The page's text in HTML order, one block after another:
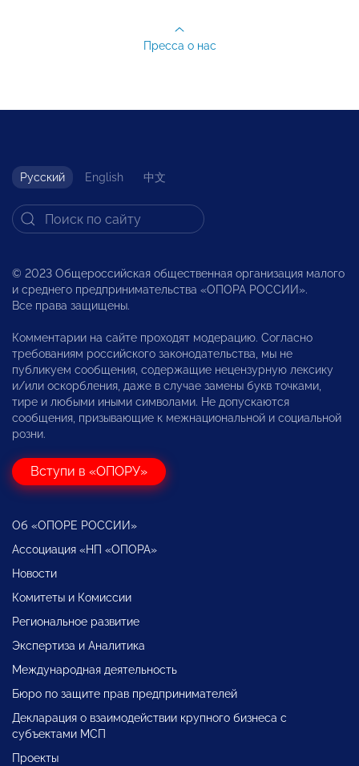
Пресса о нас
Русский English 中文
© 2023 Общероссийская общественная организация малого
и среднего предпринимательства «ОПОРА РОССИИ».
Все права защищены.
Комментарии на сайте проходят модерацию. Согласно
требованиям российского законодательства, мы не
публикуем сообщения, содержащие нецензурную лексику
и/или оскорбления, даже в случае замены букв точками,
тире и любыми иными символами. Не допускаются
сообщения, призывающие к межнациональной и социальной
розни.
Вступи в «ОПОРУ»
Об «ОПОРЕ РОССИИ»
Ассоциация «НП «ОПОРА»
Новости
Комитеты и Комиссии
Региональное развитие
Экспертиза и Аналитика
Международная деятельность
Бюро по защите прав предпринимателей
Декларация о взаимодействии крупного бизнеса с
субъектами МСП
Проекты